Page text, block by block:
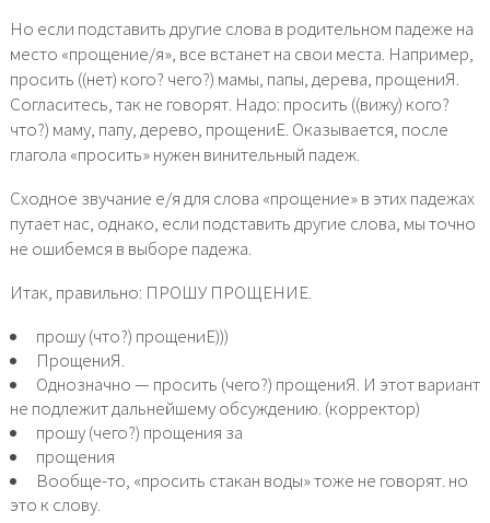
Но если подставить другие слова в родительном падеже на
место «прощение/я», все встанет на свои места. Например,
просить ((нет) кого? чего?) мамы, папы, дерева, прощениЯ.
Согласитесь, так не говорят. Надо: просить ((вижу) кого?
что?) маму, папу, дерево, прощениЕ. Оказывается, после
глагола «просить» нужен винительный падеж.
Сходное звучание е/я для слова «прощение» в этих падежах
путает нас, однако, если подставить другие слова, мы точно
не ошибемся в выборе падежа.
Итак, правильно: ПРОШУ ПРОЩЕНИЕ.
прошу (что?) прощениЕ)))
ПрощениЯ.
Однозначно — просить (чего?) прощениЯ. И этот вариант
не подлежит дальнейшему обсуждению. (корректор)
прошу (чего?) прощения за
прощения
Вообще-то, «просить стакан воды» тоже не говорят. но
это к слову.